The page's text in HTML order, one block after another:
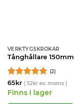
VERKTYGSKROKAR
Tånghållare 150mm
Betygsatt5
av 5
(2)
65kr ( 52krex. moms )
Finns i lager